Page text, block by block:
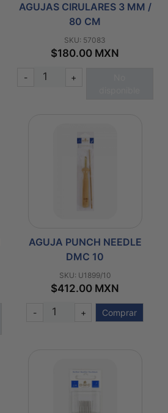
AGUJAS CIRULARES 3 MM /
80 CM
SKU: 57083
$180.00 MXN
- +
AGUJA PUNCH NEEDLE
DMC 10
SKU: U1899/10
$412.00 MXN
- + Comprar